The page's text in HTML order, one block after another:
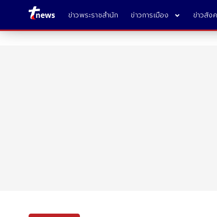
ข่าวพระราชสำนัก ข่าวการเมือง ข่าวสัง